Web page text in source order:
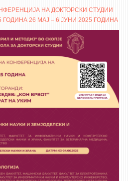
НА ДОКТОРСКИ СТУДИИ
26 МАЈ – 6 ЈУНИ 2025 ГОДИНА